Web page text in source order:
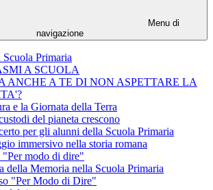
Menu di
navigazione
Primaria
A SCUOLA
ANCHE A TE DI NON ASPETTARE LA
e la Giornata della Terra
del pianeta crescono
per gli alunni della Scuola Primaria
immersivo nella storia romana
modo di dire"
della Memoria nella Scuola Primaria
"Per Modo di Dire"